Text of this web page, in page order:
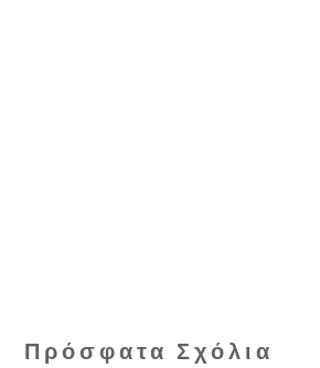
Πρόσφατα Σχόλια